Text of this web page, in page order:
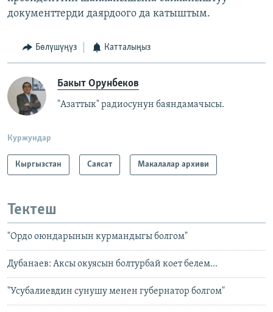
документтерди даярдоого да катыштым.
Бөлүшүңүз Катталыңыз
Бакыт Орунбеков
"Азаттык" радиосунун баяндамачысы.
Куржундар
Кыргызстан Саясат Макалалар архиви
Тектеш
"Ордо оюндарынын курмандыгы болгом"
Дубанаев: Аксы окуясын болтурбай коет белем...
"Усубалиевдин сунушу менен губернатор болгом"